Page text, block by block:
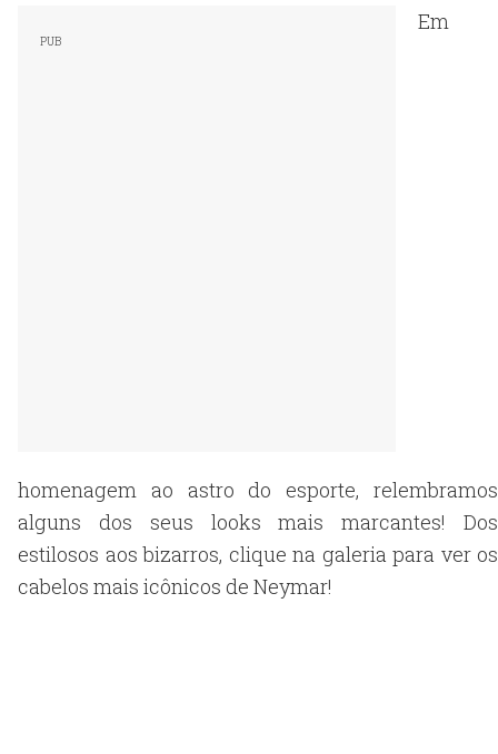
Em
homenagem ao astro do esporte, relembramos
alguns dos seus looks mais marcantes! Dos
estilosos aos bizarros, clique na galeria para ver os
cabelos mais icônicos de Neymar!